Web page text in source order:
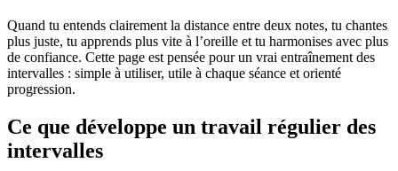
Quand tu entends clairement la distance entre deux notes, tu chantes
plus juste, tu apprends plus vite à l’oreille et tu harmonises avec plus
de confiance. Cette page est pensée pour un vrai entraînement des
intervalles : simple à utiliser, utile à chaque séance et orienté
progression.
Ce que développe un travail régulier des
intervalles